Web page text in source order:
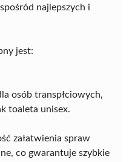
najlepszych i
jest:
osób transpłciowych,
toaleta unisex.
załatwienia spraw
co gwarantuje szybkie